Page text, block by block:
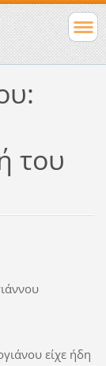
του
είχε ήδη